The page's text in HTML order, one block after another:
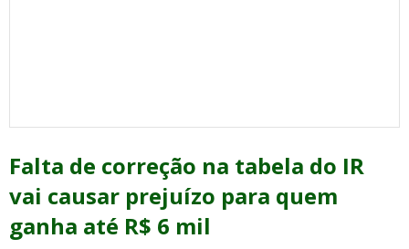
Falta de correção na tabela do IR
vai causar prejuízo para quem
ganha até R$ 6 mil